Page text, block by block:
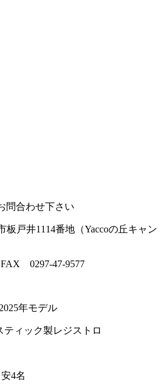
問合わせ下さい
板戸井1114番地（Yaccoの丘キャン
0297-47-9577
年モデル
ィック製レジストロ
安4名